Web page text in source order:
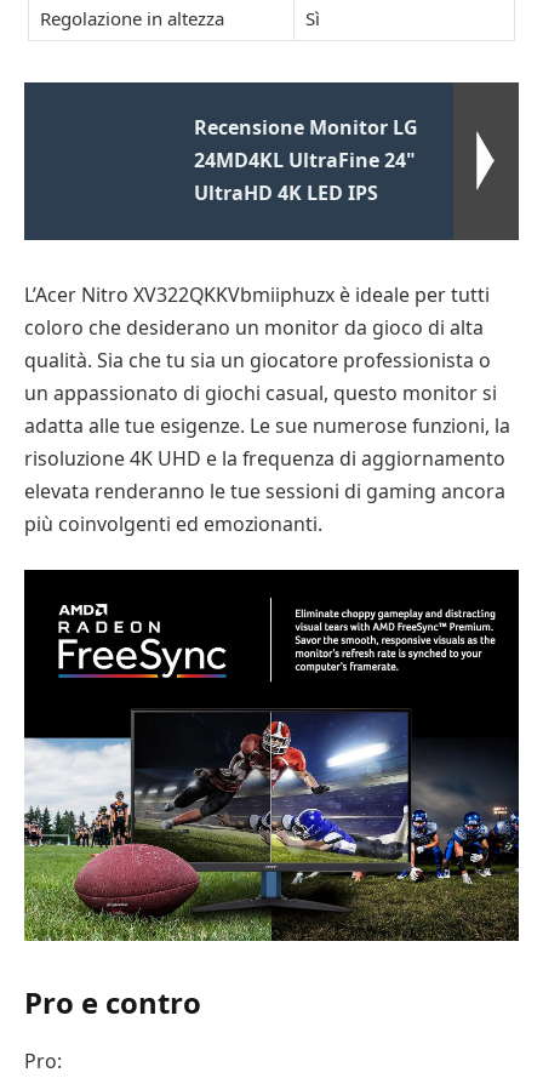
Regolazione in altezza Sì
Recensione Monitor LG
24MD4KL UltraFine 24"
UltraHD 4K LED IPS
L’Acer Nitro XV322QKKVbmiiphuzx è ideale per tutti
coloro che desiderano un monitor da gioco di alta
qualità. Sia che tu sia un giocatore professionista o
un appassionato di giochi casual, questo monitor si
adatta alle tue esigenze. Le sue numerose funzioni, la
risoluzione 4K UHD e la frequenza di aggiornamento
elevata renderanno le tue sessioni di gaming ancora
più coinvolgenti ed emozionanti.
Pro e contro
Pro: